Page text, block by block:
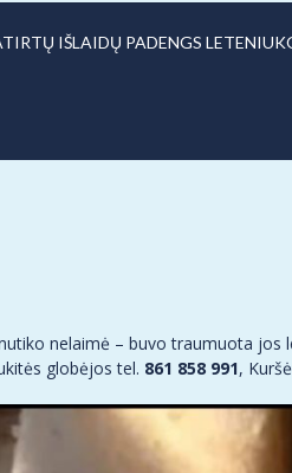
IŠLAIDŲ PADENGS
nelaimė – buvo traumuota
globėjos tel. 861 858 991,